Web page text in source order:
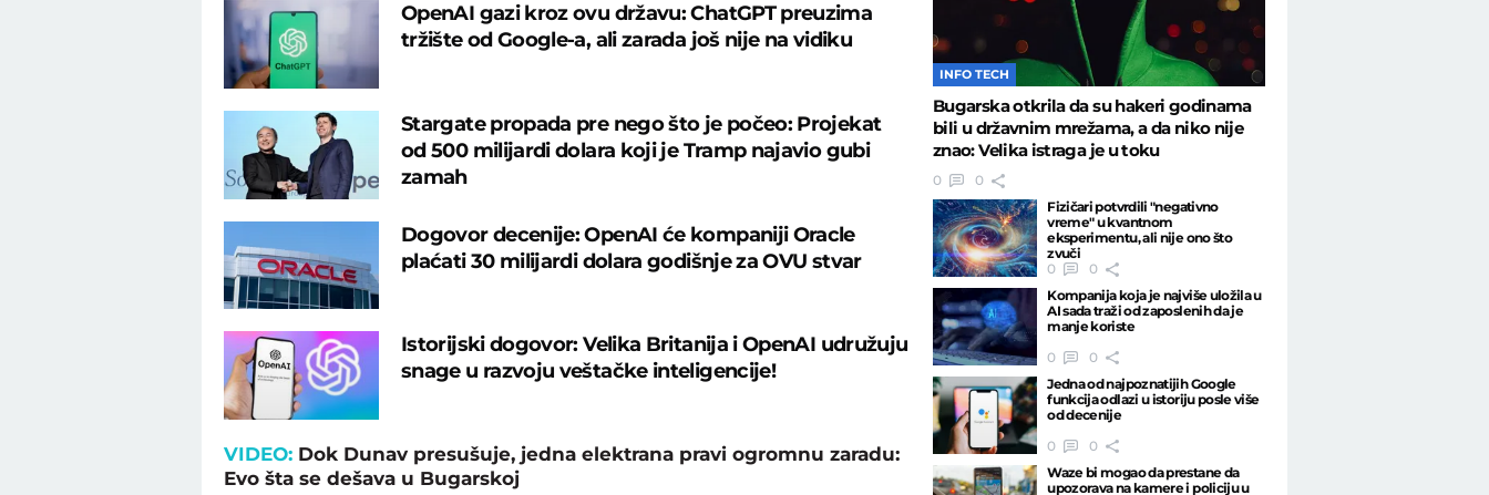
OpenAI gazi kroz ovu državu: ChatGPT preuzima
tržište od Google-a, ali zarada još nije na vidiku
Stargate propada pre nego što je počeo: Projekat
od 500 milijardi dolara koji je Tramp najavio gubi
zamah
Dogovor decenije: OpenAI će kompaniji Oracle
plaćati 30 milijardi dolara godišnje za OVU stvar
Istorijski dogovor: Velika Britanija i OpenAI udružuju
snage u razvoju veštačke inteligencije!
VIDEO: Dok Dunav presušuje, jedna elektrana pravi ogromnu zaradu:
Evo šta se dešava u Bugarskoj
INFO TECH
Bugarska otkrila da su hakeri godinama
bili u državnim mrežama, a da niko nije
znao: Velika istraga je u toku
0
0
Fizičari potvrdili "negativno
vreme" u kvantnom
eksperimentu, ali nije ono što
zvuči
0
0
Kompanija koja je najviše uložila u
AI sada traži od zaposlenih da je
manje koriste
0
0
Jedna od najpoznatijih Google
funkcija odlazi u istoriju posle više
od decenije
0
0
Waze bi mogao da prestane da
upozorava na kamere i policiju u